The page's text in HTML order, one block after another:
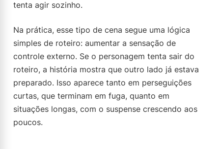
tenta agir sozinho.
Na prática, esse tipo de cena segue uma lógica
simples de roteiro: aumentar a sensação de
controle externo. Se o personagem tenta sair do
roteiro, a história mostra que outro lado já estava
preparado. Isso aparece tanto em perseguições
curtas, que terminam em fuga, quanto em
situações longas, com o suspense crescendo aos
poucos.